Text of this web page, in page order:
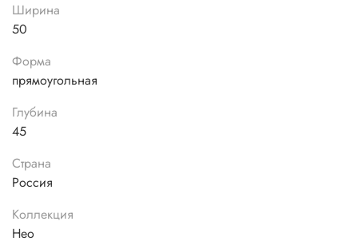
Ширина
50
Форма
прямоугольная
Глубина
45
Страна
Россия
Коллекция
Нео